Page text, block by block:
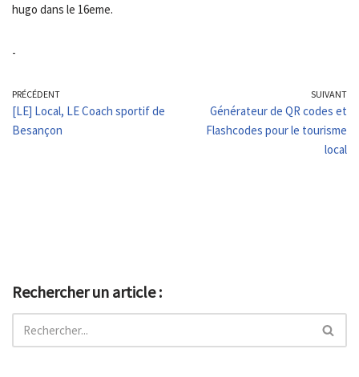
hugo dans le 16eme.
-
PRÉCÉDENT
[LE] Local, LE Coach sportif de
Besançon
SUIVANT
Générateur de QR codes et
Flashcodes pour le tourisme
local
Rechercher un article :